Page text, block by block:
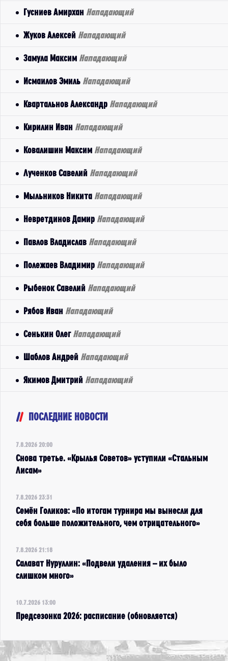
Гусниев Амирхан Нападающий
Жуков Алексей Нападающий
Замула Максим Нападающий
Исмаилов Эмиль Нападающий
Квартальнов Александр Нападающий
Кирилин Иван Нападающий
Ковалишин Максим Нападающий
Лученков Савелий Нападающий
Мыльников Никита Нападающий
Невретдинов Дамир Нападающий
Павлов Владислав Нападающий
Полежаев Владимир Нападающий
Рыбенок Савелий Нападающий
Рябов Иван Нападающий
Сенькин Олег Нападающий
Шаблов Андрей Нападающий
Якимов Дмитрий Нападающий
ПОСЛЕДНИЕ НОВОСТИ
7.8.2026 20:00
Снова третье. «Крылья Советов» уступили «Стальным
Лисам»
7.8.2026 23:31
Семён Голиков: «По итогам турнира мы вынесли для
себя больше положительного, чем отрицательного»
7.8.2026 21:18
Салават Нуруллин: «Подвели удаления – их было
слишком много»
10.7.2026 13:00
Предсезонка 2026: расписание (обновляется)